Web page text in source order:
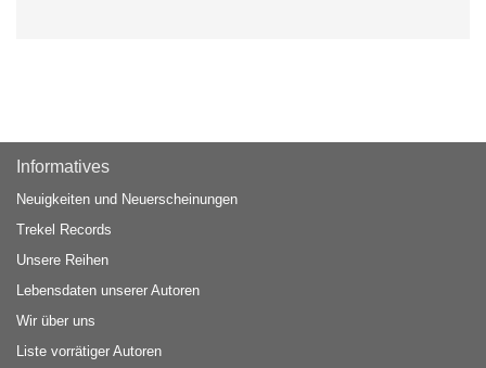
Informatives
Neuigkeiten und Neuerscheinungen
Trekel Records
Unsere Reihen
Lebensdaten unserer Autoren
Wir über uns
Liste vorrätiger Autoren